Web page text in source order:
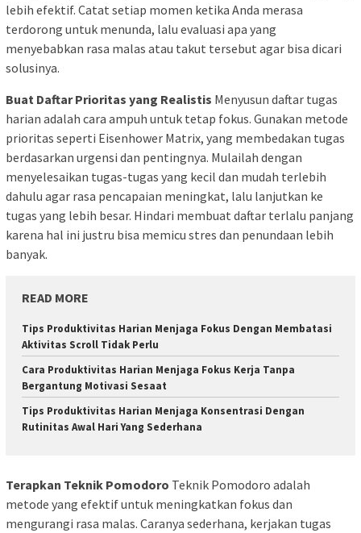
lebih efektif. Catat setiap momen ketika Anda merasa
terdorong untuk menunda, lalu evaluasi apa yang
menyebabkan rasa malas atau takut tersebut agar bisa dicari
solusinya.
Buat Daftar Prioritas yang Realistis Menyusun daftar tugas
harian adalah cara ampuh untuk tetap fokus. Gunakan metode
prioritas seperti Eisenhower Matrix, yang membedakan tugas
berdasarkan urgensi dan pentingnya. Mulailah dengan
menyelesaikan tugas-tugas yang kecil dan mudah terlebih
dahulu agar rasa pencapaian meningkat, lalu lanjutkan ke
tugas yang lebih besar. Hindari membuat daftar terlalu panjang
karena hal ini justru bisa memicu stres dan penundaan lebih
banyak.
READ MORE
Tips Produktivitas Harian Menjaga Fokus Dengan Membatasi
Aktivitas Scroll Tidak Perlu
Cara Produktivitas Harian Menjaga Fokus Kerja Tanpa
Bergantung Motivasi Sesaat
Tips Produktivitas Harian Menjaga Konsentrasi Dengan
Rutinitas Awal Hari Yang Sederhana
Terapkan Teknik Pomodoro Teknik Pomodoro adalah
metode yang efektif untuk meningkatkan fokus dan
mengurangi rasa malas. Caranya sederhana, kerjakan tugas